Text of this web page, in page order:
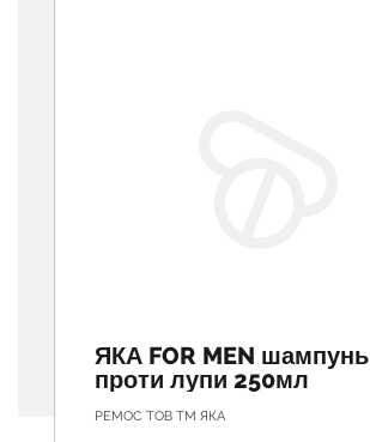
ЯКА FOR MEN шампунь
проти лупи 250мл
РЕМОС ТОВ ТМ ЯКА